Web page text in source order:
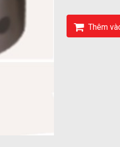
Thêm